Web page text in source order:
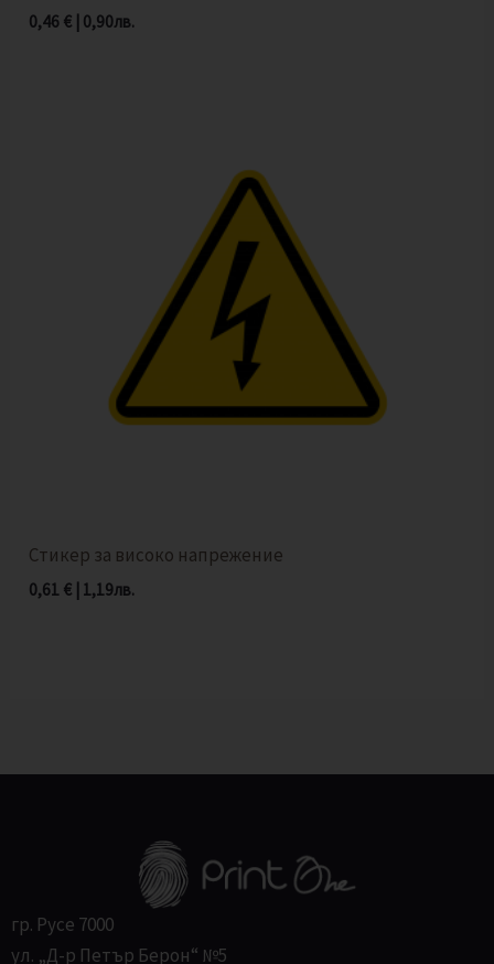
0,46 € 0,90лв.
Стикер за високо напрежение
0,61 € 1,19лв.
гр. Русе 7000
ул. „Д-р Петър Берон“ №5